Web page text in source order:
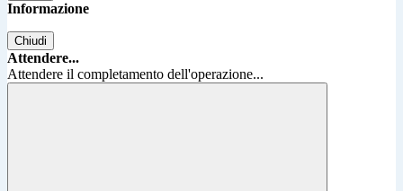
Informazione
Chiudi
Attendere...
Attendere il completamento dell'operazione...